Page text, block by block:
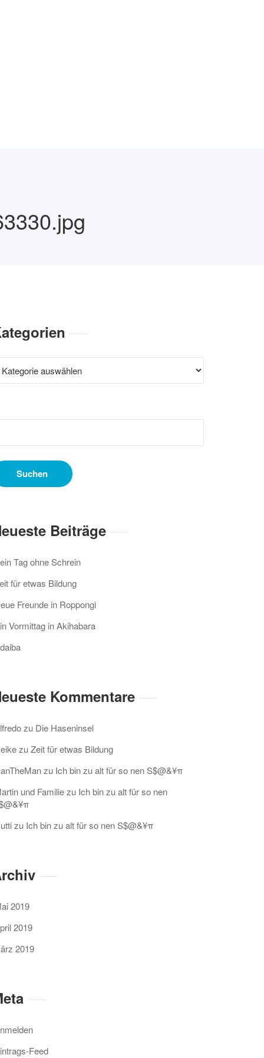
Beiträge
Tag ohne Schrein
für etwas Bildung
Freunde in Roppongi
Vormittag in Akihabara
Kommentare
zu Die Haseninsel
zuZeit für etwas Bildung
zu Ich bin zu alt für so nen S$@&¥π
und Familiezu Ich bin zu alt für so nen
zu Ich bin zu alt für so nen S$@&¥π
2019
2019
2019
Feed